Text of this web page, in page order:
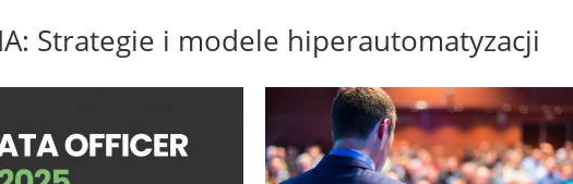
Strategie i modele hiperautomatyzacji